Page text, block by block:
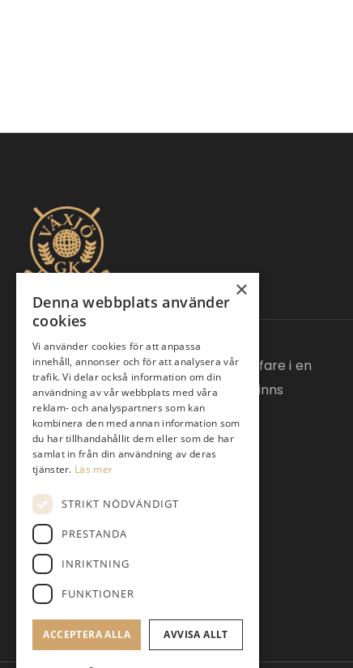
Hos oss på Växjö Golfklubb möts golfare i en
trevlig och naturskön miljö och här finns
utmaningar.
×
Denna webbplats använder
cookies
Vi använder cookies för att anpassa
innehåll, annonser och för att analysera vår
trafik. Vi delar också information om din
användning av vår webbplats med våra
reklam- och analyspartners som kan
kombinera den med annan information som
du har tillhandahållit dem eller som de har
samlat in från din användning av deras
tjänster. Läs mer
STRIKT NÖDVÄNDIGT
PRESTANDA
INRIKTNING
FUNKTIONER
ACCEPTERA ALLA AVVISA ALLT